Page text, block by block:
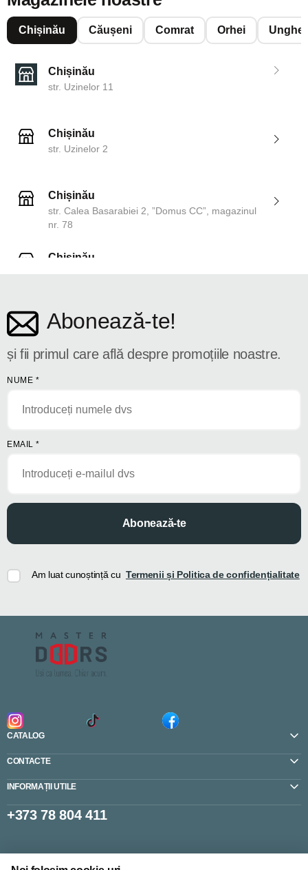
Chișinău Căușeni Comrat Orhei
Chișinău
str. Uzinelor 11
Chișinău
str. Uzinelor 2
Chișinău
str. Calea Basarabiei 2, ”Domus CC”, magazinul
nr. 78
Chișinău
Abonează-te!
și fii primul care află despre promoțiile noastre.
NUME *
EMAIL *
Abonează-te
Am luat cunoștință cu Termenii și Politica de confidențialitate
CATALOG
CONTACTE
INFORMAȚII UTILE
+373 78 804 411
Setări cookie-uri